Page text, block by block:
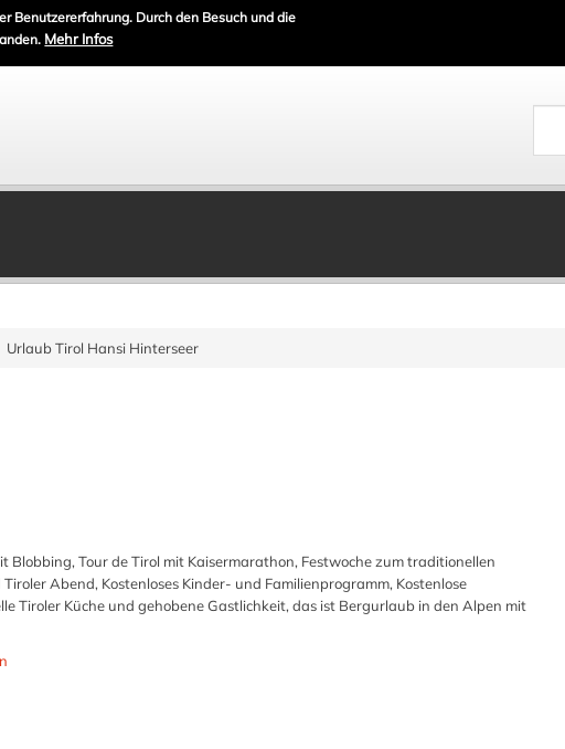
Benutzererfahrung. Durch den Besuch und die
Mehr Infos
Urlaub Tirol Hansi Hinterseer
Blobbing, Tour de Tirol mit Kaisermarathon, Festwoche zum traditionellen
Abend, Kostenloses Kinder- und Familienprogramm, Kostenlose
Tiroler Küche und gehobene Gastlichkeit, das ist Bergurlaub in den Alpen mit